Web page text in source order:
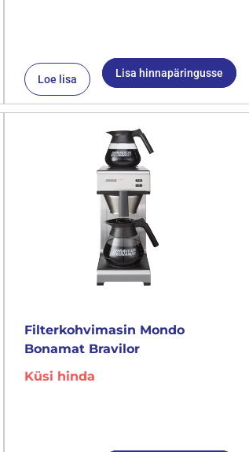
Loe lisa Lisa hinnapäringusse
Filterkohvimasin Mondo
Bonamat Bravilor
Küsi hinda